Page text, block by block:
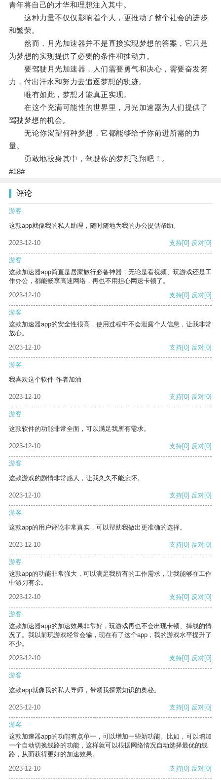
青年将自己的才华和理想注入其中。
这种力量不仅仅影响着个人，更推动了整个社会的进步
和繁荣。
然而，月光加速器并不是直接实现梦想的答案，它只是
为梦想的实现提供了必要的条件和推动力。
要驾驶月光加速器，人们需要勇气和决心，需要奋发努
力，付出汗水和努力去追逐梦想的轨迹。
唯有如此，梦想才能真正实现。
在这个充满可能性的世界里，月光加速器为人们提供了
驾驶梦想的机会。
无论你渴望何种梦想，它都能够给予你前进所需的力
量。
勇敢地投身其中，驾驶你的梦想飞翔吧！。
#18#
评论
游客
这款app就像我的私人助理，随时随地为我的办公提供帮助。
2023-12-10 支持[0] 反对[0]
游客
这款加速器app简直是居家旅行必备神器，无论是看视频、玩游戏还是工
作办公，都能畅享高速网络，再也不用担心网速卡顿了。
2023-12-10
支持[0] 反对[0]
游客
这款加速器app的安全性很高，使用过程中不会泄露个人信息，让我非常
放心。
2023-12-10
支持[0] 反对[0]
游客
我喜欢这个软件 作者加油
2023-12-10 支持[0] 反对[0]
游客
这款软件的功能非常全面，可以满足我所有需求。
2023-12-10 支持[0] 反对[0]
游客
这款游戏的剧情非常感人，让我久久不能忘怀。
2023-12-10 支持[0] 反对[0]
游客
这款app的用户评论非常真实，可以帮助我做出更准确的选择。
2023-12-10 支持[0] 反对[0]
游客
这款app的功能非常强大，可以满足我所有的工作需求，让我能够在工作
中游刃有余。
2023-12-10
支持[0] 反对[0]
游客
这款加速器app的加速效果非常好，玩游戏再也不会出现卡顿、掉线的情
况了。我以前玩游戏经常会输，现在有了这个app，我的游戏水平提升了
不少。
2023-12-10
支持[0] 反对[0]
游客
这款app就像我的私人导师，带领我探索知识的奥秘。
2023-12-10 支持[0] 反对[0]
游客
这款加速器app的功能有点单一，可以增加一些新功能。比如，可以增加
一个自动切换线路的功能，这样就可以根据网络情况自动选择最优的线
路，从而获得更好的加速效果。
2023-12-10
支持[0] 反对[0]